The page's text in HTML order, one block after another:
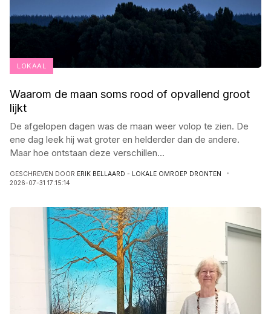
LOKAAL
Waarom de maan soms rood of opvallend groot
lijkt
De afgelopen dagen was de maan weer volop te zien. De
ene dag leek hij wat groter en helderder dan de andere.
Maar hoe ontstaan deze verschillen...
GESCHREVEN DOOR ERIK BELLAARD - LOKALE OMROEP DRONTEN
2026-07-31 17:15:14